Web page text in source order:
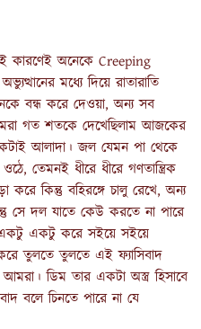
কারণেই অনেকে Creeping
মধ্যে দিয়ে রাতারাতি
বন্ধ করে দেওয়া, অন্য সব
গত শতকে দেখেছিলাম আজকের
আলাদা। জল যেমন পা থেকে
তেমনই ধীরে ধীরে গণতান্ত্রিক
করে কিন্তু বহিরঙ্গে চালু রেখে, অন্য
সে দল যাতে কেউ করতে না পারে
একটু একটু করে সইয়ে সইয়ে
তুলতে তুলতে এই ফ্যাসিবাদ
ডিম তার একটা অস্ত্র হিসাবে
বলে চিনতে পারে না যে